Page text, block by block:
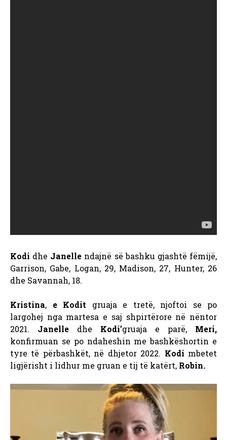
Kodi dhe Janelle ndajnë së bashku gjashtë fëmijë,
Garrison, Gabe, Logan, 29, Madison, 27, Hunter, 26
dhe Savannah, 18.
Kristina, e Kodit gruaja e tretë, njoftoi se po
largohej nga martesa e saj shpirtërore në nëntor
2021. Janelle dhe Kodi’gruaja e parë, Meri,
konfirmuan se po ndaheshin me bashkëshortin e
tyre të përbashkët, në dhjetor 2022. Kodi mbetet
ligjërisht i lidhur me gruan e tij të katërt, Robin.